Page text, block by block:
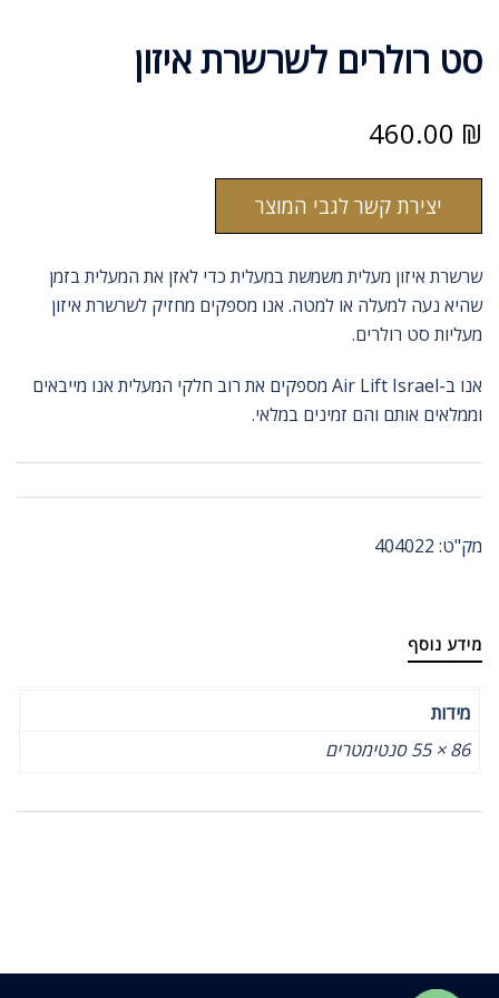
סט רולרים לשרשרת איזון
460.00 ₪
יצירת קשר לגבי המוצר
שרשרת איזון מעלית משמשת במעלית כדי לאזן את המעלית בזמן
שהיא נעה למעלה או למטה. אנו מספקים מחזיק לשרשרת איזון
מעליות סט רולרים.
אנו ב-Air Lift Israel מספקים את רוב חלקי המעלית אנו מייבאים
וממלאים אותם והם זמינים במלאי.
מק"ט: 404022
מידע נוסף
מידות
86 × 55 סנטימטרים